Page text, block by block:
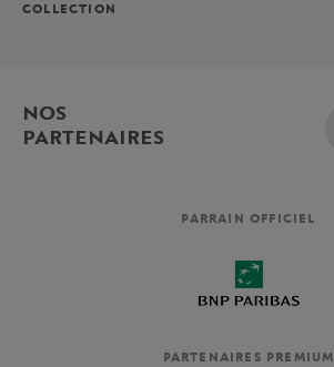
COLLECTION
NOS
PARTENAIRES
PARRAIN OFFICIEL
PARTENAIRES PREMIUM